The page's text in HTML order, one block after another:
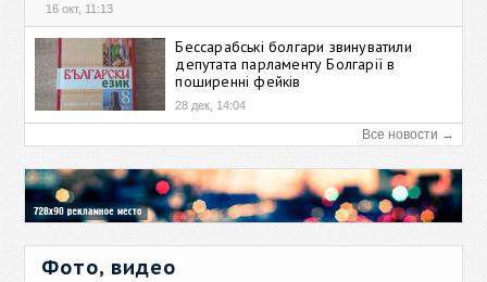
16 окт, 11:13
Бессарабські болгари звинуватили
депутата парламенту Болгарії в
поширенні фейків
28 дек, 14:04
Все новости →
Фото, видео